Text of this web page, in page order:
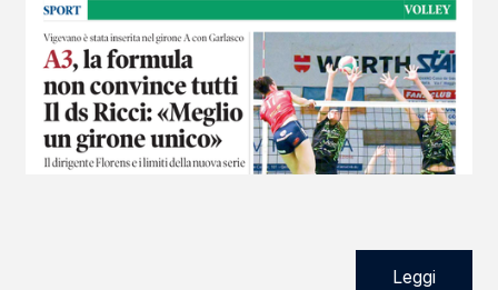
Leggi